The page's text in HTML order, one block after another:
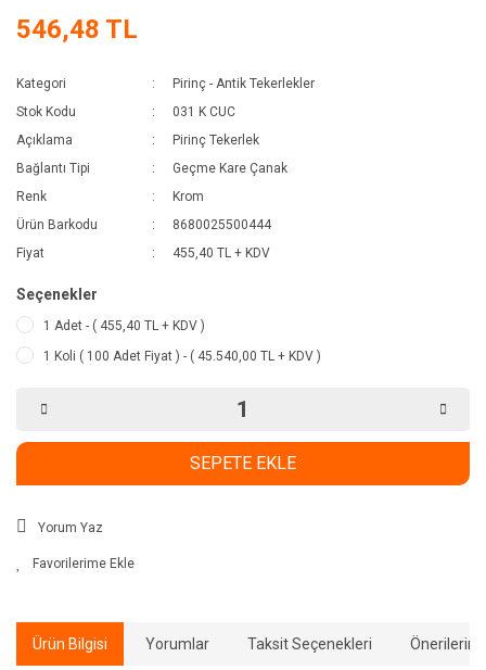
546,48 TL
Kategori
Pirinç - Antik Tekerlekler
Stok Kodu
031 K CUC
Açıklama
Pirinç Tekerlek
Bağlantı Tipi
Geçme Kare Çanak
Renk
Krom
Ürün Barkodu
8680025500444
Fiyat
455,40 TL + KDV
Seçenekler
1 Adet - ( 455,40 TL + KDV )
1 Koli ( 100 Adet Fiyat ) - ( 45.540,00 TL + KDV )
SEPETE EKLE
Yorum Yaz
Ürün Bilgisi Yorumlar Taksit Seçenekleri